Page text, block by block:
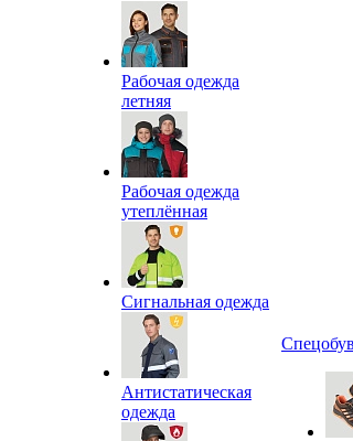
Рабочая одежда
летняя
Рабочая одежда
утеплённая
Сигнальная одежда
Антистатическая
одежда